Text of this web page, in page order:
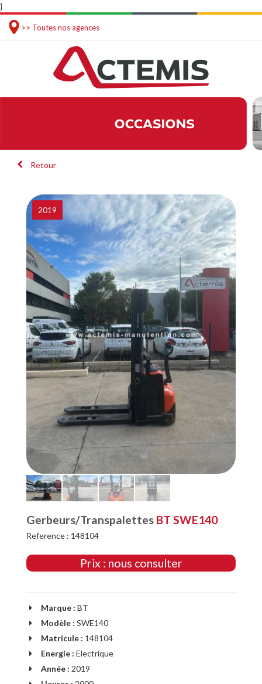
}
>> Toutes nos agences
Retour
2019
Gerbeurs/Transpalettes BT SWE140
Reference : 148104
Prix : nous consulter
Marque : BT
Modèle : SWE140
Matricule : 148104
Energie : Electrique
Année : 2019